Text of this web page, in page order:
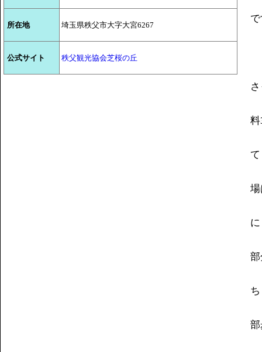
所在地 埼玉県秩父市大字大宮6267
公式サイト 秩父観光協会芝桜の丘